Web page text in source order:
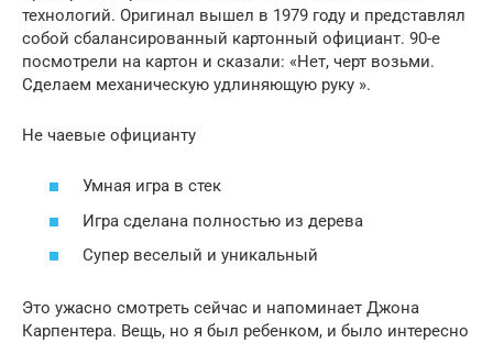
технологий. Оригинал вышел в 1979 году и представлял
собой сбалансированный картонный официант. 90-е
посмотрели на картон и сказали: «Нет, черт возьми.
Сделаем механическую удлиняющую руку ».
Не чаевые официанту
Умная игра в стек
Игра сделана полностью из дерева
Супер веселый и уникальный
Это ужасно смотреть сейчас и напоминает Джона
Карпентера. Вещь, но я был ребенком, и было интересно